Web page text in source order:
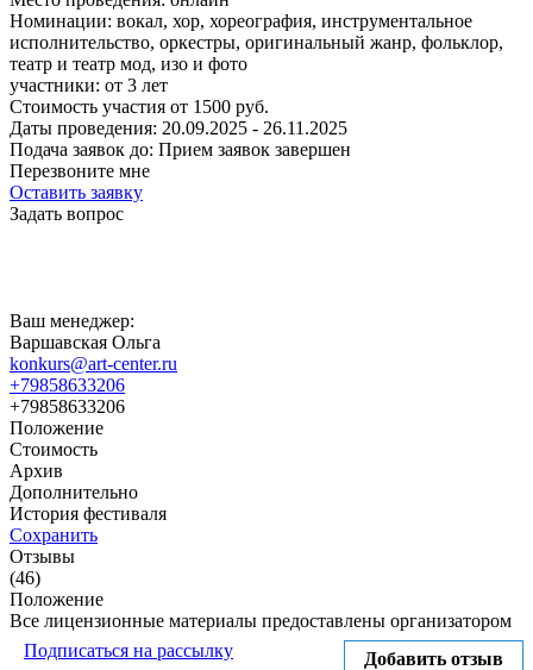
Номинации: вокал, хор, хореография, инструментальное
исполнительство, оркестры, оригинальный жанр, фольклор,
театр и театр мод, изо и фото
участники: от 3 лет
Стоимость участия от 1500 руб.
Даты проведения: 20.09.2025 - 26.11.2025
Подача заявок до: Прием заявок завершен
Перезвоните мне
Оставить заявку
Задать вопрос
Ваш менеджер:
Варшавская Ольга
konkurs@art-center.ru
+79858633206
+79858633206
Положение
Стоимость
Архив
Дополнительно
История фестиваля
Сохранить
Отзывы
(46)
Положение
Все лицензионные материалы предоставлены организатором
Добавить отзыв
Подписаться на рассылку